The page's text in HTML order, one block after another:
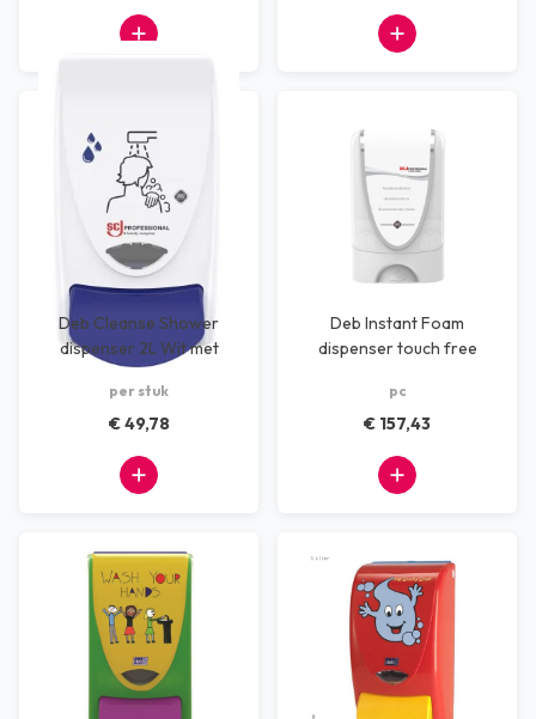
Deb Cleanse Shower
dispenser 2L Wit met
Blauwe knop
per stuk
€ 49,78
Deb Instant Foam
dispenser touch free
pc
€ 157,43